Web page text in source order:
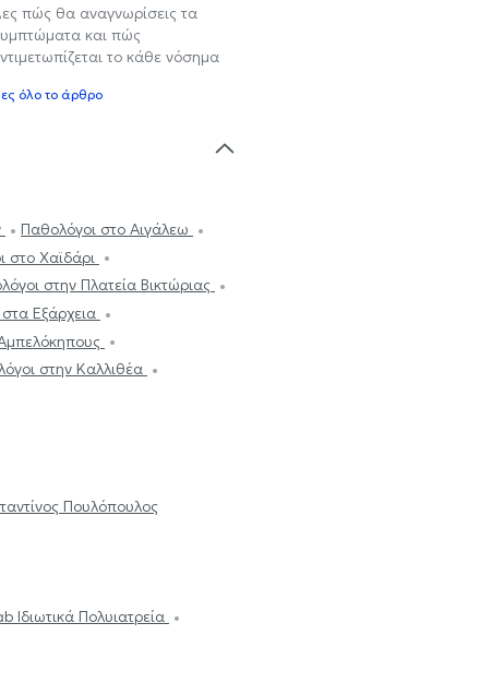
πώς θα αναγνωρίσεις τα
και πώς
το κάθε νόσημα
όλο το άρθρο
Παθολόγοι στο Αιγάλεω
στο Χαϊδάρι
στην Πλατεία Βικτώριας
Εξάρχεια
στην Καλλιθέα
Πουλόπουλος
Ιδιωτικά Πολυιατρεία